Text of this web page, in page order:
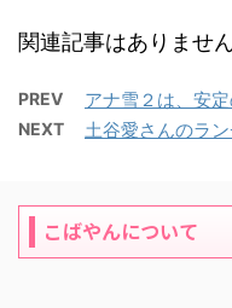
関連記事はありませ
PREV アナ雪２は、安
NEXT 土谷愛さんのラ
こばやんについて